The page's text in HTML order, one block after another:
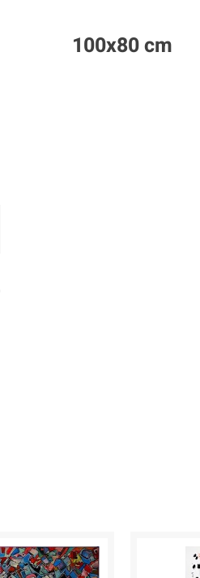
100x80 cm